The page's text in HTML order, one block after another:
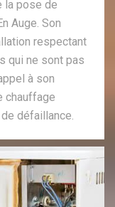
la pose de
Auge. Son
respectant
qui ne sont pas
à son
chauffage
défaillance.